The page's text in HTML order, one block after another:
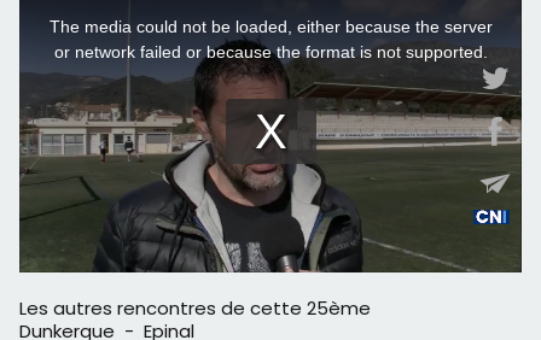
Les autres rencontres de cette 25ème
Dunkerque - Epinal